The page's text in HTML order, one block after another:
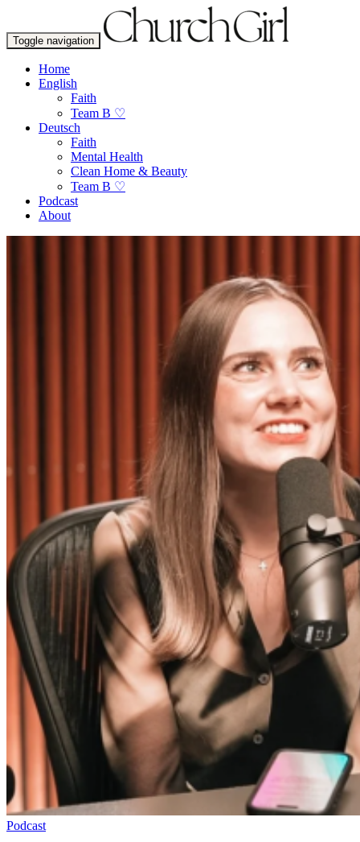
Toggle navigation
Home
English
Faith
Team B ♡
Deutsch
Faith
Mental Health
Clean Home & Beauty
Team B ♡
Podcast
About
Podcast